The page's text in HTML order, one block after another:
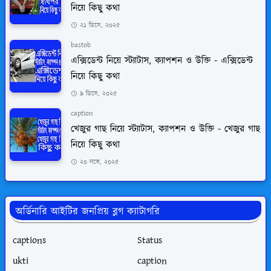
নিয়ে কিছু কথা
২১ ডিসে, ২০২৫
bastob
এক্সিডেন্ট নিয়ে স্ট্যাটাস, ক্যাপশন ও উক্তি - এক্সিডেন্ট
নিয়ে কিছু কথা
৯ ডিসে, ২০২৫
caption
খেজুর গাছ নিয়ে স্ট্যাটাস, ক্যাপশন ও উক্তি - খেজুর গাছ
নিয়ে কিছু কথা
২০ নভে, ২০২৫
অর্ডিনারি আইটির জনপ্রিয় ব্লগ ক্যাটাগরি
captions
Status
ukti
caption